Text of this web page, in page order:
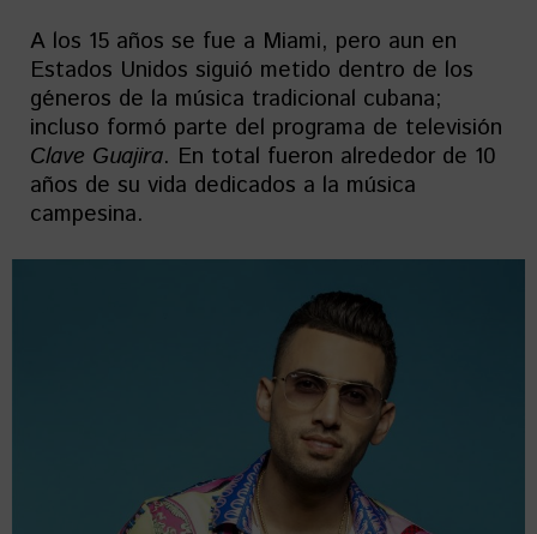
A los 15 años se fue a Miami, pero aun en
Estados Unidos siguió metido dentro de los
géneros de la música tradicional cubana;
incluso formó parte del programa de televisión
Clave Guajira. En total fueron alrededor de 10
años de su vida dedicados a la música
campesina.